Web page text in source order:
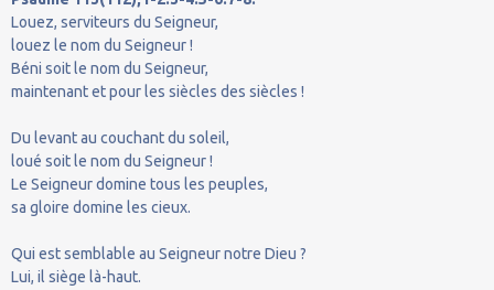
Louez, serviteurs du Seigneur,
louez le nom du Seigneur !
Béni soit le nom du Seigneur,
maintenant et pour les siècles des siècles !
Du levant au couchant du soleil,
loué soit le nom du Seigneur !
Le Seigneur domine tous les peuples,
sa gloire domine les cieux.
Qui est semblable au Seigneur notre Dieu ?
Lui, il siège là-haut.